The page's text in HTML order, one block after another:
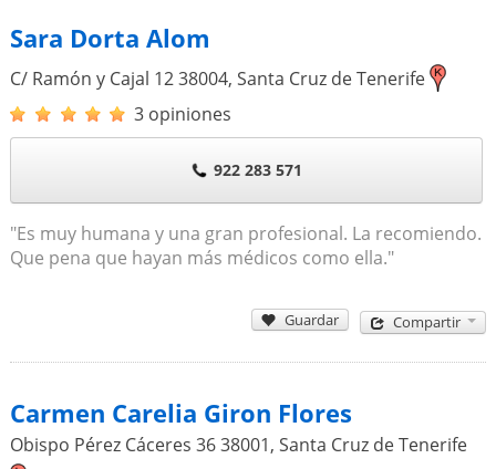
Sara Dorta Alom
C/ Ramón y Cajal 1238004, Santa Cruz de Tenerife
3 opiniones
922 283 571
"Es muy humana y una gran profesional. La recomiendo.
Que pena que hayan más médicos como ella."
Guardar Compartir
Carmen Carelia Giron Flores
Obispo Pérez Cáceres 3638001, Santa Cruz de Tenerife